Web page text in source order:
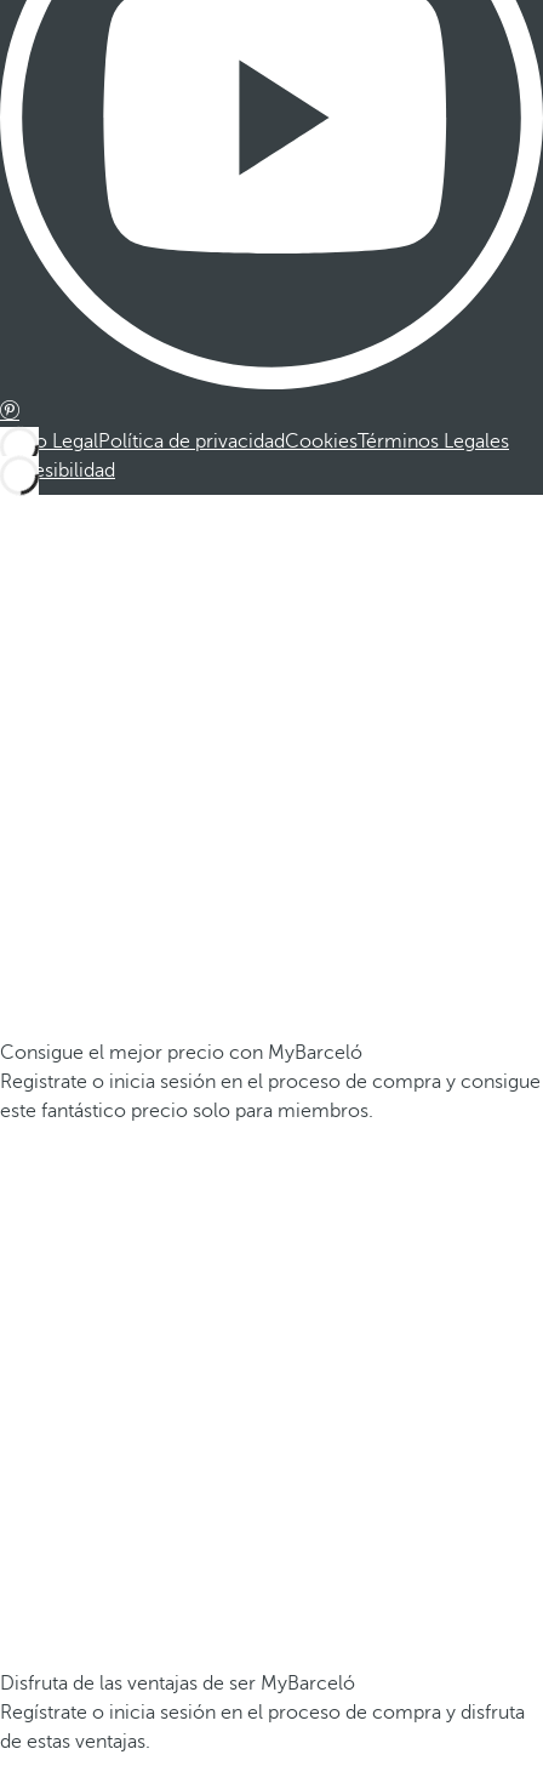
Aviso LegalPolítica de privacidadCookiesTérminos Legales
Accesibilidad
Consigue el mejor precio con MyBarceló
Registrate o inicia sesión en el proceso de compra y consigue
este fantástico precio solo para miembros.
Disfruta de las ventajas de ser MyBarceló
Regístrate o inicia sesión en el proceso de compra y disfruta
de estas ventajas.